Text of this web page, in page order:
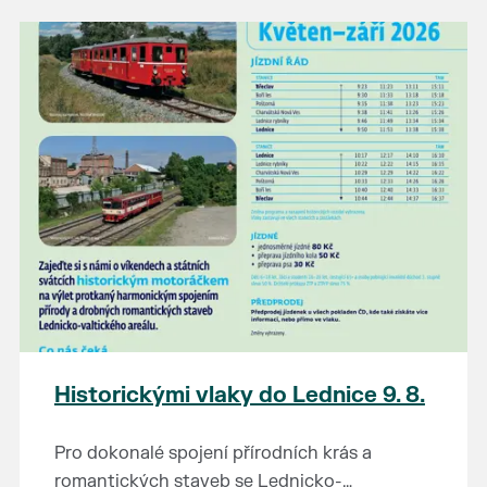
Prodejce prosíme tradičně o příchod 30
minut před začátkem, aby si vše na
prodejních místech stihli přichystat. Pokud
plánujete přijít a chcete rezervovat prodejní
místo, potvrďte prosím účast přes email
petr.vlasak@breclav.eu nebo zde v události,
ať víme, s kolika lidmi máme počítat. Počet
prodejních míst je omezen.
Těšíme se jako vždy!
Historickými vlaky do Lednice 9. 8.
Pro dokonalé spojení přírodních krás a
romantických staveb se Lednicko-